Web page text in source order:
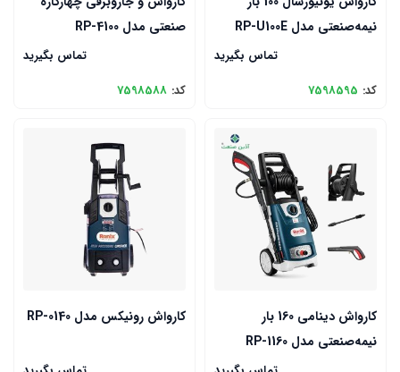
نیمه‌صنعتی مدل RP-U100E
تماس بگیرید
کد: 7598595
صنعتی مدل RP-4100
تماس بگیرید
کد: 7598588
کارواش دینامی 160 بار
نیمه‌صنعتی مدل RP-1160
کارواش رونیکس مدل RP-0140